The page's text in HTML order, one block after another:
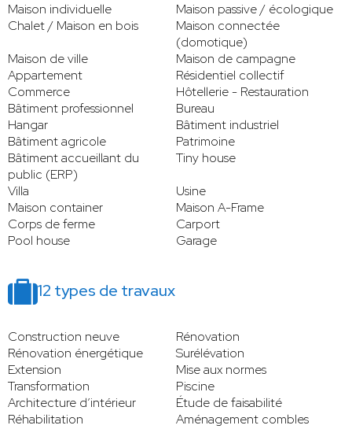
Maison individuelle
Maison passive / écologique
Chalet / Maison en bois
Maison connectée
(domotique)
Maison de ville
Maison de campagne
Appartement
Résidentiel collectif
Commerce
Hôtellerie - Restauration
Bâtiment professionnel
Bureau
Hangar
Bâtiment industriel
Bâtiment agricole
Patrimoine
Bâtiment accueillant du
public (ERP)
Tiny house
Villa
Usine
Maison container
Maison A-Frame
Corps de ferme
Carport
Pool house
Garage
12 types de travaux
Construction neuve
Rénovation
Rénovation énergétique
Surélévation
Extension
Mise aux normes
Transformation
Piscine
Architecture d’intérieur
Étude de faisabilité
Réhabilitation
Aménagement combles